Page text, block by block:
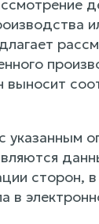
выносит
указанным
сторон,
в